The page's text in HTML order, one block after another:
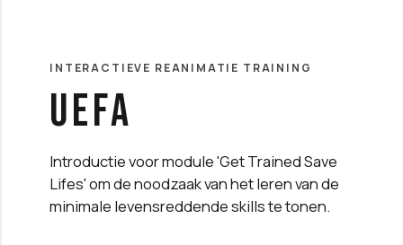
INTERACTIEVE REANIMATIE TRAINING
UEFA
Introductie voor module 'Get Trained Save
Lifes' om de noodzaak van het leren van de
minimale levensreddende skills te tonen.